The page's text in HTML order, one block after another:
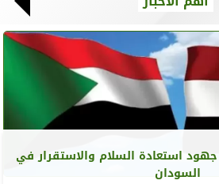
استعادة السلام والاستقرار في
السودان